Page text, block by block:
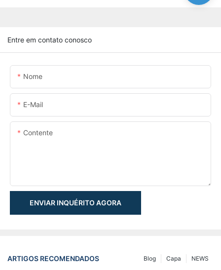
Entre em contato conosco
Nome
E-Mail
Contente
ENVIAR INQUÉRITO AGORA
ARTIGOS RECOMENDADOS NEWS
Capa
Blog